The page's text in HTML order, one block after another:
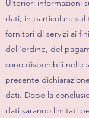
Ulteriori informazioni
dati, in particolare sul
fornitori di servizi ai
dell'ordine, del
sono disponibili nelle
presente
dati. Dopo la
dati saranno limitati